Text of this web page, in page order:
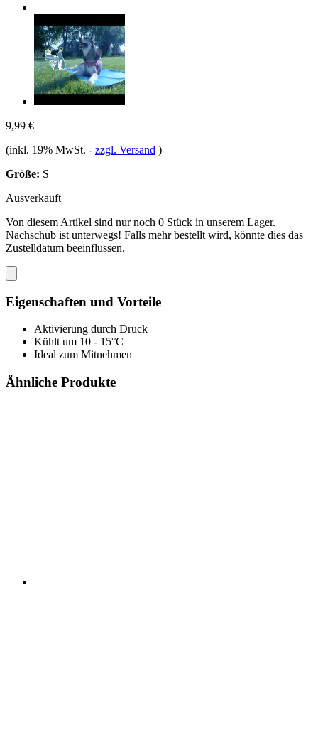
9,99 €
(inkl. 19% MwSt. - zzgl. Versand )
Größe: S
Ausverkauft
Von diesem Artikel sind nur noch 0 Stück in unserem Lager.
Nachschub ist unterwegs! Falls mehr bestellt wird, könnte dies das
Zustelldatum beeinflussen.
Eigenschaften und Vorteile
Aktivierung durch Druck
Kühlt um 10 - 15°C
Ideal zum Mitnehmen
Ähnliche Produkte